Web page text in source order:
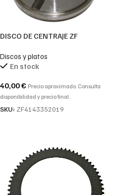
DISCO DE CENTRAJE ZF
4143 352 019
Discos y platos
En stock
40,00€ Precio aproximado. Consulta
disponibilidad y precio final.
SKU: ZF4143352019